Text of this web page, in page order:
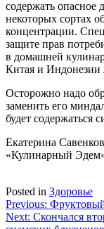
содержать опасное
некоторых сортах
концентрации.
защите прав
в домашней
Китая и Индонезии
Осторожно надо
заменить его
будет содержаться
Екатерина
«Кулинарный
Posted in Здоровье
Навигация
Previous:
Next: Скончался